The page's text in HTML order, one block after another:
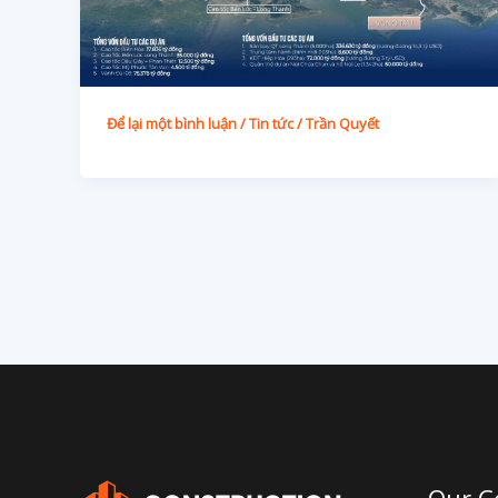
Để lại một bình luận/Tin tức/Trần Quyết